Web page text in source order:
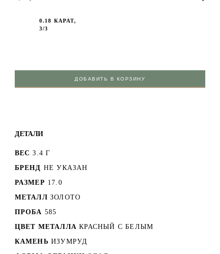
0.18 КАРАТ,
3/3
ДОБАВИТЬ В КОРЗИНУ
ДЕТАЛИ
ВЕС 3.4 Г
БРЕНД НЕ УКАЗАН
РАЗМЕР 17.0
МЕТАЛЛ ЗОЛОТО
ПРОБА 585
ЦВЕТ МЕТАЛЛА КРАСНЫЙ C БЕЛЫМ
КАМЕНЬ ИЗУМРУД